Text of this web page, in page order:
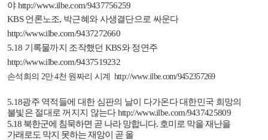
야http://www.ilbe.com/9437756259
KBS언론노조, 박근혜와 사생결단으로 싸운다
http://www.ilbe.com/9437272660
5.18 기록물까지 조작했던 KBS와 정연주
http://www.ilbe.com/9437519232
손석희의 2만4천 원짜리 시계 http://www.ilbe.com/9452357269
5.18광주 역적들에 대한 심판의 날이 다가온다 대한민국 희망의
불빛은 절대로 꺼지지 않는다 http://www.ilbe.com/9437425809
5.18 북한군에 침묵하면 곧 나라 망합니다. 호미로 막을 재난을
가래로도 막지 못하는 재앙이 곧 올